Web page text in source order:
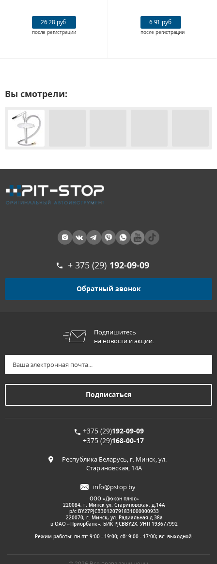
26.28 руб.
после регистрации
6.91 руб.
после регистрации
Вы смотрели:
+ 375 (29) 192-09-09
Обратный звонок
Подпишитесь
на новости и акции:
+375 (29)192-09-09
+375 (29)168-00-17
Республика Беларусь, г. Минск, ул.
Стариновская, 14А
info@pstop.by
ООО «Дюкон плюс»
220084, г. Минск ул. Стариновская, д.14А
р/с BY27PJCB30120791831000000933
220070, г. Минск, ул. Радиальная д.38а
в ОАО «Приорбанк», БИК PJCBBY2X, УНП 193677992
Режим работы: пн-пт: 9:00 - 19:00; сб: 9:00 - 17:00; вс: выходной.